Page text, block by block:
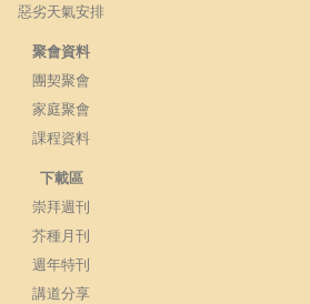
惡劣天氣安排
聚會資料
團契聚會
家庭聚會
課程資料
下載區
崇拜週刊
芥種月刊
週年特刊
講道分享